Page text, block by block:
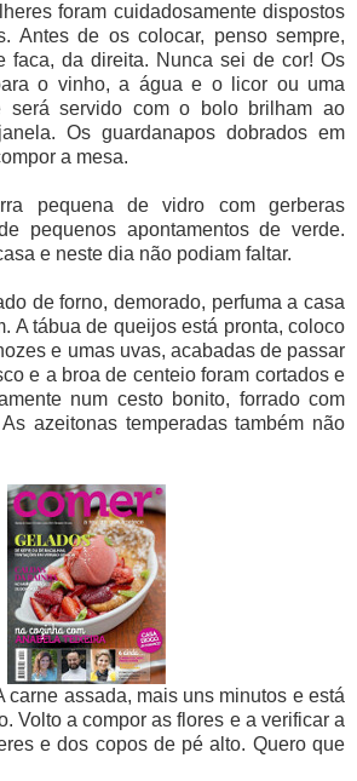
foram cuidadosamente dispostos
Antes de os colocar, penso sempre,
faca, da direita. Nunca sei de cor! Os
o vinho, a água e o licor ou uma
será servido com o bolo brilham ao
Os guardanapos dobrados em
a mesa.
pequena de vidro com gerberas
pequenos apontamentos de verde.
e neste dia não podiam faltar.
de forno, demorado, perfuma a casa
A tábua de queijos está pronta, coloco
e umas uvas, acabadas de passar
e a broa de centeio foram cortados e
num cesto bonito, forrado com
azeitonas temperadas também não
carne assada, mais uns minutos e está
Volto a compor as flores e a verificar a
e dos copos de pé alto. Quero que